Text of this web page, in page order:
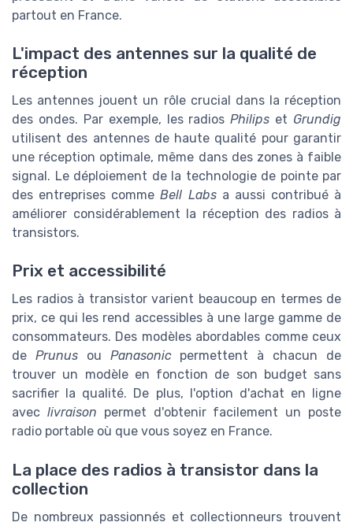
partout en France.
L'impact des antennes sur la qualité de
réception
Les antennes jouent un rôle crucial dans la réception
des ondes. Par exemple, les radiosPhilips et Grundig
utilisent des antennes de haute qualité pour garantir
une réception optimale, même dans des zones à faible
signal. Le déploiement de la technologie de pointe par
des entreprises commeBell Labsa aussi contribué à
améliorer considérablement la réception des radios à
transistors.
Prix et accessibilité
Les radios à transistor varient beaucoup en termes de
prix, ce qui les rend accessibles à une large gamme de
consommateurs. Des modèles abordables comme ceux
de Prunusou Panasonicpermettent à chacun de
trouver un modèle en fonction de son budget sans
sacrifier la qualité. De plus, l'option d'achat en ligne
avec livraison permet d'obtenir facilement un poste
radio portable où que vous soyez en France.
La place des radios à transistor dans la
collection
De nombreux passionnés et collectionneurs trouvent